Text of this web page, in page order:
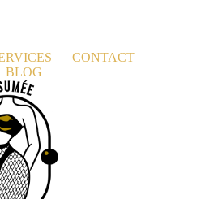
CONTACT
BLOG